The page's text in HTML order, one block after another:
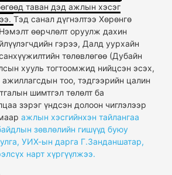
таван дэд ажлын хэсэг
Тэд санал дүгнэлтээ Хөрөнгө
өөрчлөлт оруулж дахин
гэрээ, Далд уурхайн
төлөвлөгөө (Дубайн
хууль тогтоомжид нийцсэн эсэх,
тоо, тэдгээрийн цалин
шимтгэл төлөлт ба
зэрэг үндсэн долоон чиглэлээр
ажлын хэсгийнхэн тайлангаа
зөвлөлийн гишүүд буюу
УИХ-ын дарга Г.Занданшатар,
нарт хүргүүлжээ.